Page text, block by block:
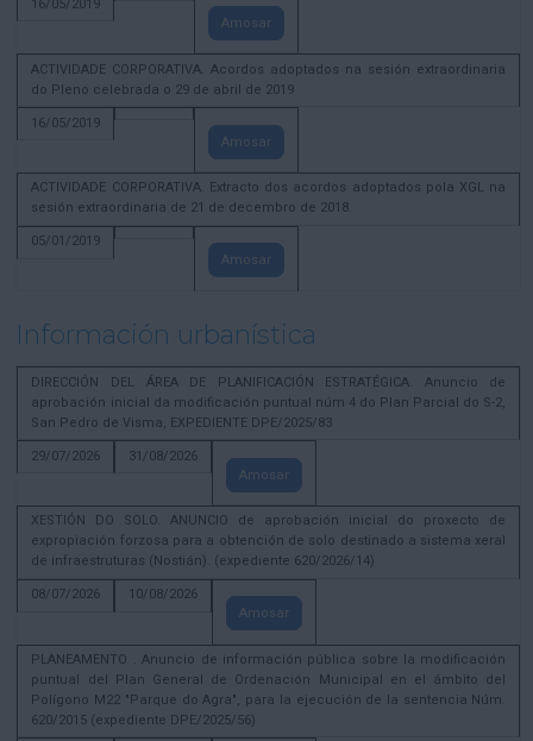
16/05/2019
Amosar
ACTIVIDADE CORPORATIVA. Acordos adoptados na sesión extraordinaria
do Pleno celebrada o 29 de abril de 2019
16/05/2019
Amosar
ACTIVIDADE CORPORATIVA. Extracto dos acordos adoptados pola XGL na
sesión extraordinaria de 21 de decembro de 2018.
05/01/2019
Amosar
Información urbanística
DIRECCIÓN DEL ÁREA DE PLANIFICACIÓN ESTRATÉGICA. Anuncio de
aprobación inicial da modificación puntual núm 4 do Plan Parcial do S-2,
San Pedro de Visma, EXPEDIENTE DPE/2025/83
29/07/2026
31/08/2026
Amosar
XESTIÓN DO SOLO. ANUNCIO de aprobación inicial do proxecto de
expropiación forzosa para a obtención de solo destinado a sistema xeral
de infraestruturas (Nostián). (expediente 620/2026/14)
08/07/2026
10/08/2026
Amosar
PLANEAMENTO . Anuncio de información pública sobre la modificación
puntual del Plan General de Ordenación Municipal en el ámbito del
Polígono M22 "Parque do Agra", para la ejecución de la sentencia Núm.
620/2015 (expediente DPE/2025/56)